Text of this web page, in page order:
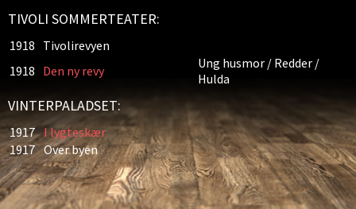
TIVOLI SOMMERTEATER:
1918 Tivolirevyen
1918 Den ny revy
Ung husmor / Redder /
Hulda
VINTERPALADSET:
1917 I lygteskær
1917 Over byen